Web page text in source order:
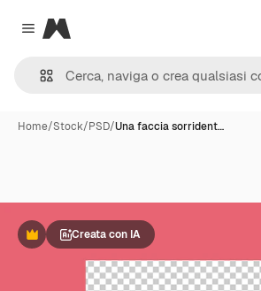
Close menu
Magnific
Home/Stock/PSD/Una faccia sorrident…
PremiumCreata con IA